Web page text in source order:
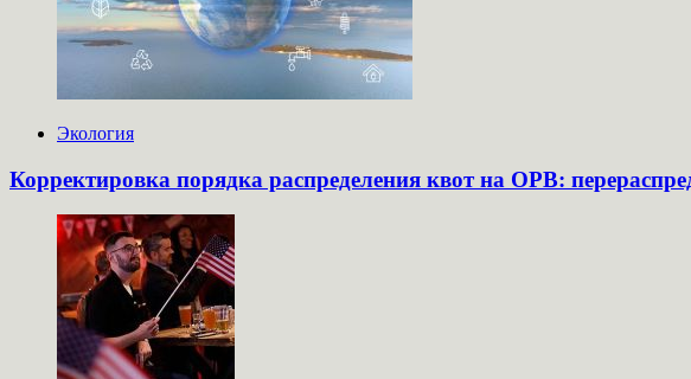
Экология
Корректировка порядка распределения квот на ОРВ: